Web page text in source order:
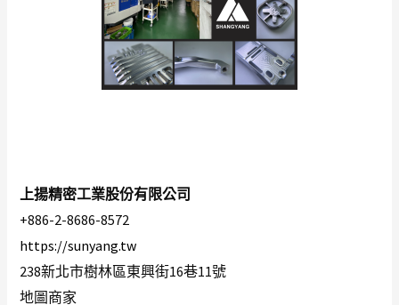
上揚精密工業股份有限公司
+886-2-8686-8572
https://sunyang.tw
238新北市樹林區東興街16巷11號
地圖商家